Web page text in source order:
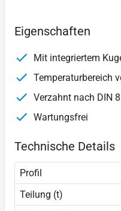
Eigenschaften
Mit integriertem
Temperaturbereich
Verzahnt nach DIN
Wartungsfrei
Technische Details
Profil
Teilung (t)